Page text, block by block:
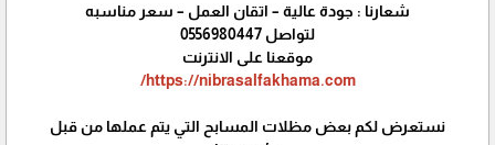
شعارنا : جودة عالية – اتقان العمل – سعر مناسبه
لتواصل 0556980447
موقعنا على الانترنت
https://nibrasalfakhama.com/
نستعرض لكم بعض مظلات المسابح التي يتم عملها من قبل